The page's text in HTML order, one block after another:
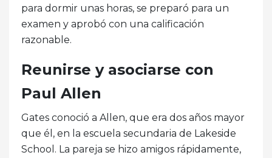
para dormir unas horas, se preparó para un
examen y aprobó con una calificación
razonable.
Reunirse y asociarse con
Paul Allen
Gates conoció a Allen, que era dos años mayor
que él, en la escuela secundaria de Lakeside
School. La pareja se hizo amigos rápidamente,